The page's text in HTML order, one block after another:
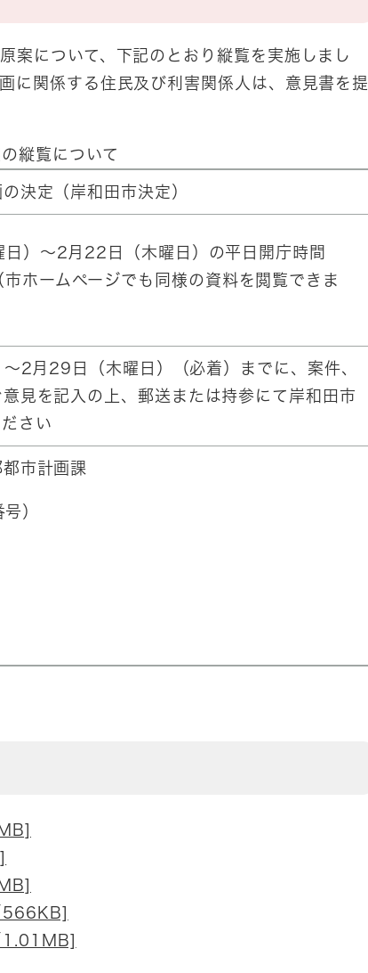
案について、下記のとおり縦覧を実施しまし
に関係する住民及び利害関係人は、意見書を提
縦覧について
決定（岸和田市決定）
）～2月22日（木曜日）の平日開庁時間
ホームページでも同様の資料を閲覧できま
2月29日（木曜日）（必着）までに、案件、
見を記入の上、郵送または持参にて岸和田市
さい
市計画課
）
566KB]
1.01MB]